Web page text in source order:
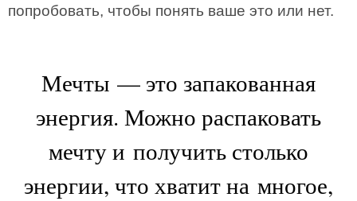
попробовать, чтобы понять ваше это или нет.
Мечты — это запакованная
энергия. Можно распаковать
мечту и получить столько
энергии, что хватит на многое,